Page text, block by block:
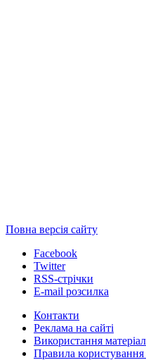
Повна версія сайту
Facebook
Twitter
RSS-стрічки
E-mail розсилка
Контакти
Реклама на сайті
Використання
Правила